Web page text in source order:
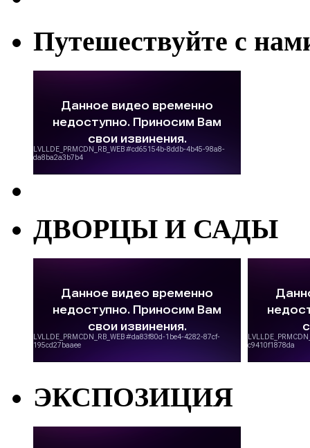
Путешествуйте с
ДВОРЦЫ И САДЫ
ЭКСПОЗИЦИЯ